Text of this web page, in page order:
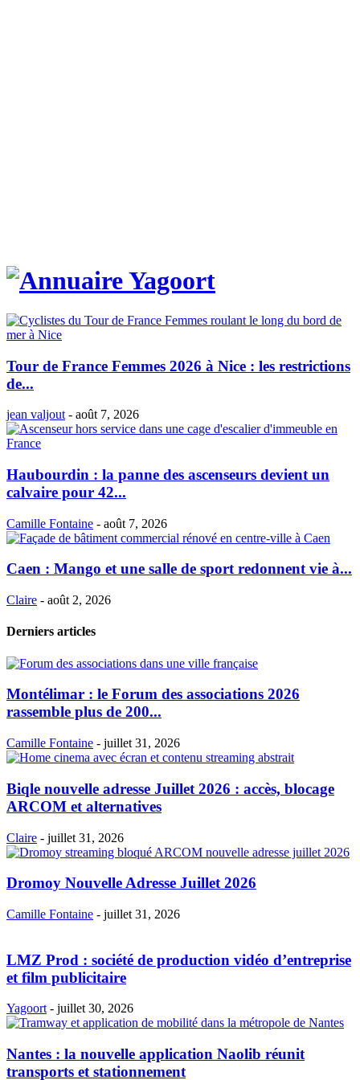
Tour de France Femmes 2026 à Nice : les restrictions
de...
jean valjout - août 7, 2026
Haubourdin : la panne des ascenseurs devient un
calvaire pour 42...
Camille Fontaine - août 7, 2026
Caen : Mango et une salle de sport redonnent vie à...
Claire - août 2, 2026
Derniers articles
Montélimar : le Forum des associations 2026
rassemble plus de 200...
Camille Fontaine - juillet 31, 2026
Biqle nouvelle adresse Juillet 2026 : accès, blocage
ARCOM et alternatives
Claire - juillet 31, 2026
Dromoy Nouvelle Adresse Juillet 2026
Camille Fontaine - juillet 31, 2026
LMZ Prod : société de production vidéo d’entreprise
et film publicitaire
Yagoort - juillet 30, 2026
Nantes : la nouvelle application Naolib réunit
transports et stationnement